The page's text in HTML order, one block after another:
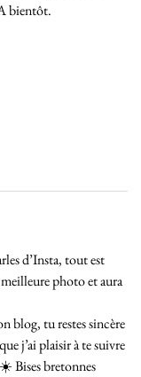
bientôt.
d’Insta, tout est
photo et aura
blog, tu restes sincère
j’ai plaisir à te suivre
Bises bretonnes